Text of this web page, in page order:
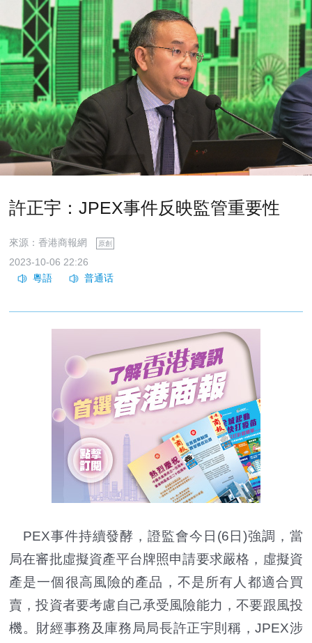
許正宇：JPEX事件反映監管重要性
來源：香港商報網 原創
2023-10-06 22:26
PEX事件持續發酵，證監會今日(6日)強調，當
局在審批虛擬資產平台牌照申請要求嚴格，虛擬資
產是一個很高風險的產品，不是所有人都適合買
賣，投資者要考慮自己承受風險能力，不要跟風投
機。財經事務及庫務局局長許正宇則稱，JPEX涉